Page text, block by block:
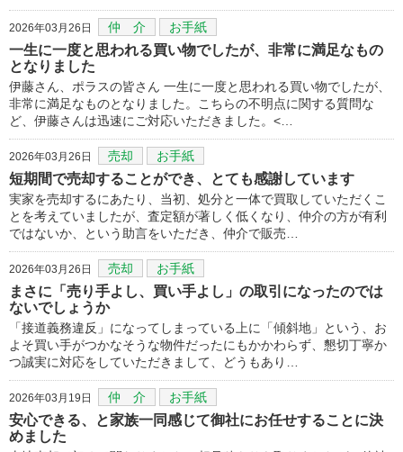
2026年03月26日 仲 介 お手紙
一生に一度と思われる買い物でしたが、非常に満足なもの
となりました
伊藤さん、ポラスの皆さん 一生に一度と思われる買い物でしたが、
非常に満足なものとなりました。こちらの不明点に関する質問な
ど、伊藤さんは迅速にご対応いただきました。<…
2026年03月26日 売却 お手紙
短期間で売却することができ、とても感謝しています
実家を売却するにあたり、当初、処分と一体で買取していただくこ
とを考えていましたが、査定額が著しく低くなり、仲介の方が有利
ではないか、という助言をいただき、仲介で販売…
2026年03月26日 売却 お手紙
まさに「売り手よし、買い手よし」の取引になったのでは
ないでしょうか
「接道義務違反」になってしまっている上に「傾斜地」という、お
よそ買い手がつかなそうな物件だったにもかかわらず、懇切丁寧か
つ誠実に対応をしていただきまして、どうもあり…
2026年03月19日 仲 介 お手紙
安心できる、と家族一同感じて御社にお任せすることに決
めました